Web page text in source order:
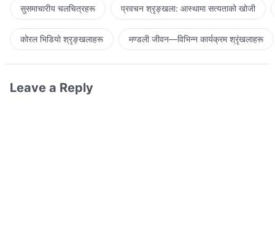
सुसमाचारीय चलचित्रहरू प्रवचन श्रृङ्खला: आस्थामा सत्यताको खोजी
कोरल भिडियो श्रृङ्खलाहरू मण्डली जीवन—विभिन्‍न कार्यक्रम श्रृंखलाहरू
Leave a Reply